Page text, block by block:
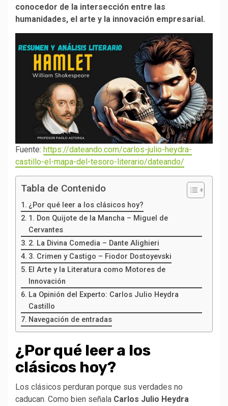
conocedor de la intersección entre las
humanidades, el arte y la innovación empresarial.
Fuente: https://dateando.com/carlos-julio-heydra-
castillo-el-mapa-del-tesoro-literario/dateando/
Tabla de Contenido
¿Por qué leer a los clásicos hoy?
1. Don Quijote de la Mancha – Miguel de
Cervantes
2. La Divina Comedia – Dante Alighieri
3. Crimen y Castigo – Fiodor Dostoyevski
El Arte y la Literatura como Motores de
Innovación
La Opinión del Experto: Carlos Julio Heydra
Castillo
Navegación de entradas
¿Por qué leer a los
clásicos hoy?
Los clásicos perduran porque sus verdades no
caducan. Como bien señala Carlos Julio Heydra